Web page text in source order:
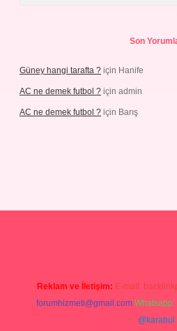
Son
Güney hangi tarafta ? için Hanife
AC ne demek futbol ? için admin
AC ne demek futbol ? için Barış
Reklam ve İletişim: E-mail:
forumhizmeti@gmail.com
@karabul